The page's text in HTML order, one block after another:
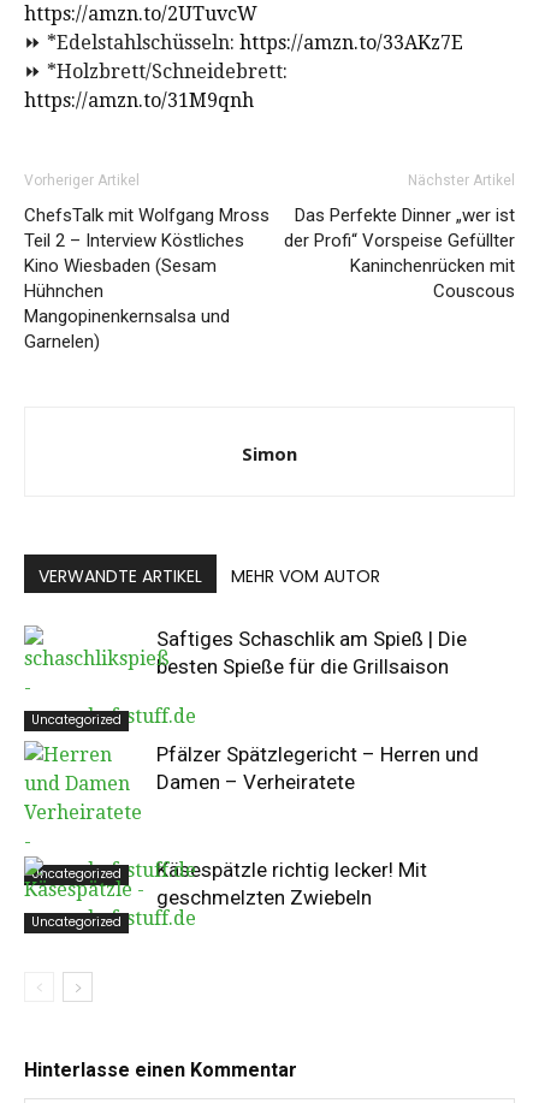
https://amzn.to/2UTuvcW
⏩ *Edelstahlschüsseln: https://amzn.to/33AKz7E
⏩ *Holzbrett/Schneidebrett:
https://amzn.to/31M9qnh
Vorheriger Artikel
ChefsTalk mit Wolfgang Mross
Teil 2 – Interview Köstliches
Kino Wiesbaden (Sesam
Hühnchen
Mangopinenkernsalsa und
Garnelen)
Nächster Artikel
Das Perfekte Dinner „wer ist
der Profi“ Vorspeise Gefüllter
Kaninchenrücken mit
Couscous
Simon
VERWANDTE ARTIKEL MEHR VOM AUTOR
Uncategorized
Saftiges Schaschlik am Spieß | Die
besten Spieße für die Grillsaison
Uncategorized
Pfälzer Spätzlegericht – Herren und
Damen – Verheiratete
Uncategorized
Käsespätzle richtig lecker! Mit
geschmelzten Zwiebeln
Hinterlasse einen Kommentar